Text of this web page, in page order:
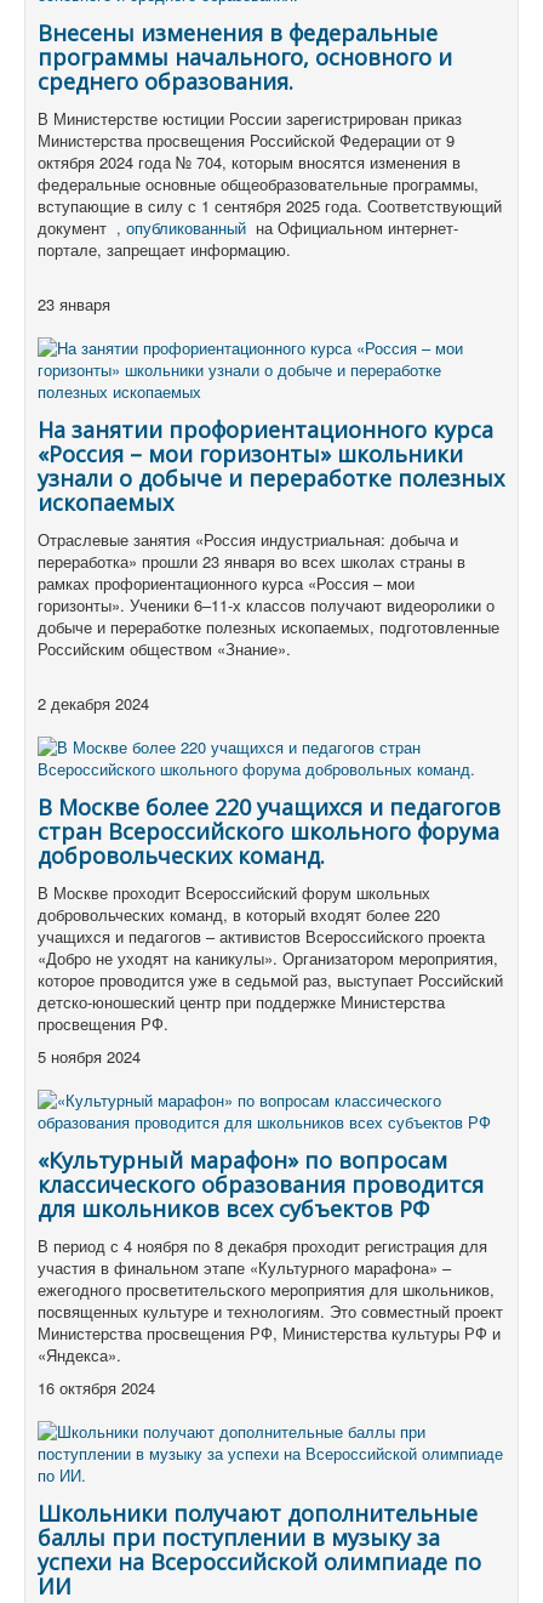
Внесены изменения в федеральные
программы начального, основного и
среднего образования.
В Министерстве юстиции России зарегистрирован приказ
Министерства просвещения Российской Федерации от 9
октября 2024 года № 704, которым вносятся изменения в
федеральные основные общеобразовательные программы,
вступающие в силу с 1 сентября 2025 года. Соответствующий
документ , опубликованный на Официальном интернет-
портале, запрещает информацию.
23 января
На занятии профориентационного курса
«Россия – мои горизонты» школьники
узнали о добыче и переработке полезных
ископаемых
Отраслевые занятия «Россия индустриальная: добыча и
переработка» прошли 23 января во всех школах страны в
рамках профориентационного курса «Россия – мои
горизонты». Ученики 6–11-х классов получают видеоролики о
добыче и переработке полезных ископаемых, подготовленные
Российским обществом «Знание».
2 декабря 2024
В Москве более 220 учащихся и педагогов
стран Всероссийского школьного форума
добровольческих команд.
В Москве проходит Всероссийский форум школьных
добровольческих команд, в который входят более 220
учащихся и педагогов – активистов Всероссийского проекта
«Добро не уходят на каникулы». Организатором мероприятия,
которое проводится уже в седьмой раз, выступает Российский
детско-юношеский центр при поддержке Министерства
просвещения РФ.
5 ноября 2024
«Культурный марафон» по вопросам
классического образования проводится
для школьников всех субъектов РФ
В период с 4 ноября по 8 декабря проходит регистрация для
участия в финальном этапе «Культурного марафона» –
ежегодного просветительского мероприятия для школьников,
посвященных культуре и технологиям. Это совместный проект
Министерства просвещения РФ, Министерства культуры РФ и
«Яндекса».
16 октября 2024
Школьники получают дополнительные
баллы при поступлении в музыку за
успехи на Всероссийской олимпиаде по
ИИ